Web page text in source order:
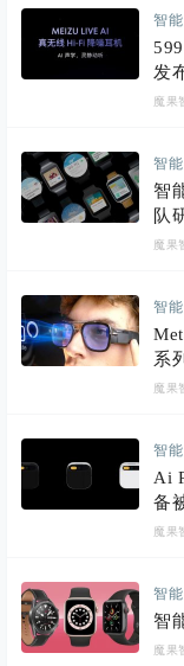
智
发
魔果
智
智
队
电
魔果
智
系
魔果
智
Ai
备
魔果
智
智
魔果